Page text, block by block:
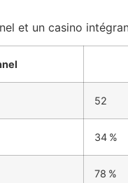
et un casino
52
34 %
78 %